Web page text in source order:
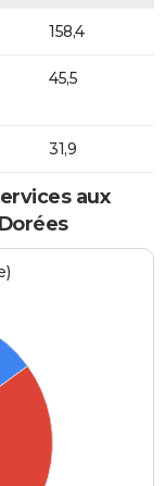
158,4
45,5
31,9
aux